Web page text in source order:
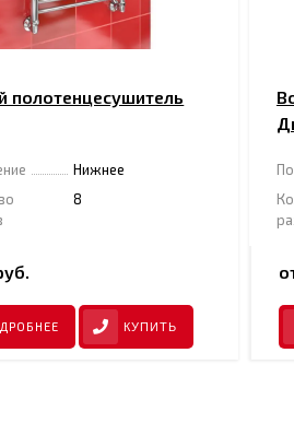
полотенцесушитель
Нижнее
8
КУПИТЬ